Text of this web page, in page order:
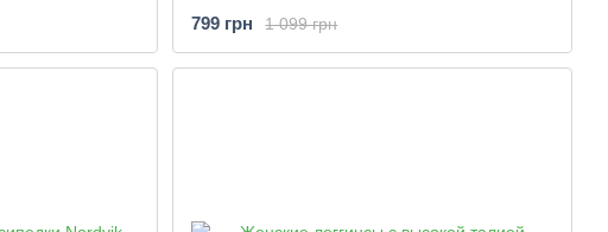
рубчик
1 099 грн
799 грн